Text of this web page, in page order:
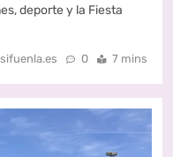
deporte y la Fiesta
0 7 mins